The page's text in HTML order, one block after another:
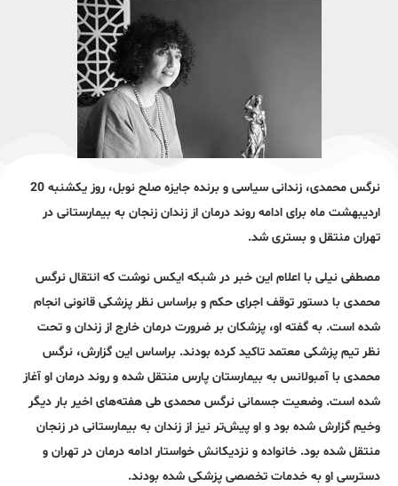
نرگس محمدی، زندانی سیاسی و برنده جایزه صلح نوبل، روز یکشنبه 20
اردیبهشت ماه برای ادامه روند درمان از زندان زنجان به بیمارستانی در
تهران منتقل و بستری شد.
مصطفی نیلی با اعلام این خبر در شبکه ایکس نوشت که انتقال نرگس
محمدی با دستور توقف اجرای حکم و براساس نظر پزشکی قانونی انجام
شده است. به گفته او، پزشکان بر ضرورت درمان خارج از زندان و تحت
نظر تیم پزشکی معتمد تاکید کرده بودند. براساس این گزارش، نرگس
محمدی با آمبولانس به بیمارستان پارس منتقل شده و روند درمان او آغاز
شده است. وضعیت جسمانی نرگس محمدی طی هفته‌های اخیر بار دیگر
وخیم گزارش شده بود و او پیش‌تر نیز از زندان به بیمارستانی در زنجان
منتقل شده بود. خانواده و نزدیکانش خواستار ادامه درمان در تهران و
دسترسی او به خدمات تخصصی پزشکی شده بودند.